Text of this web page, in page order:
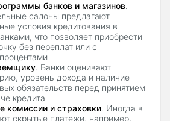
банков и магазинов.
салоны предлагают
условия кредитования в
что позволяет приобрести
без переплат или с
. Банки оценивают
уровень дохода и наличие
обязательств перед принятием
кредита
комиссии и страховки. Иногда в
скрытые платежи, например,